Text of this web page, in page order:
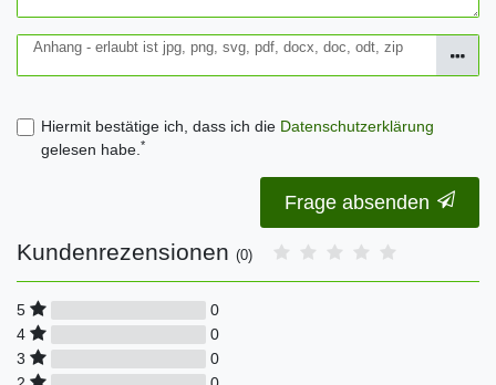
Anhang - erlaubt ist jpg, png, svg, pdf, docx, doc, odt, zip
Hiermit bestätige ich, dass ich die Daten­schutz­erklärung
gelesen habe.*
Frage absenden
Kundenrezensionen (0)
5
0
4
0
3
0